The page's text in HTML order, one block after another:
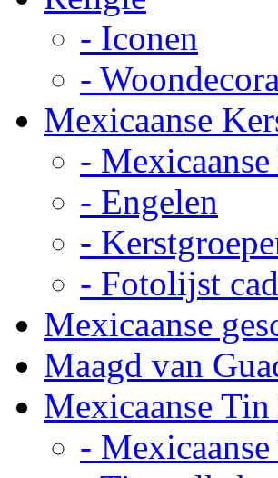
- Iconen
-
Mexicaanse
-
- Engelen
-
- Fotolijst
Mexicaanse
Maagd van
Mexicaanse
-